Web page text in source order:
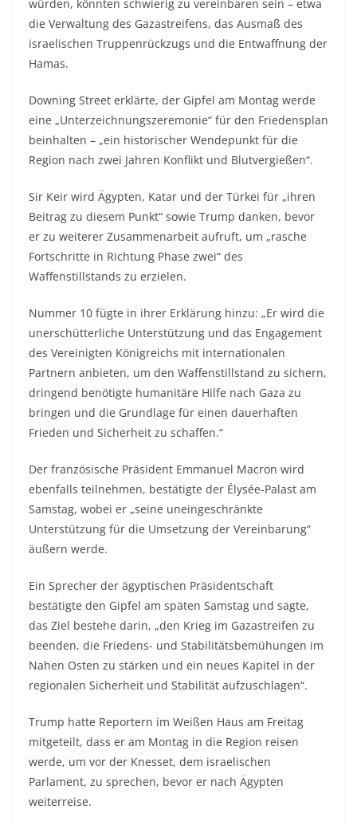
würden, könnten schwierig zu vereinbaren sein – etwa
die Verwaltung des Gazastreifens, das Ausmaß des
israelischen Truppenrückzugs und die Entwaffnung der
Hamas.
Downing Street erklärte, der Gipfel am Montag werde
eine „Unterzeichnungszeremonie“ für den Friedensplan
beinhalten – „ein historischer Wendepunkt für die
Region nach zwei Jahren Konflikt und Blutvergießen“.
Sir Keir wird Ägypten, Katar und der Türkei für „ihren
Beitrag zu diesem Punkt“ sowie Trump danken, bevor
er zu weiterer Zusammenarbeit aufruft, um „rasche
Fortschritte in Richtung Phase zwei“ des
Waffenstillstands zu erzielen.
Nummer 10 fügte in ihrer Erklärung hinzu: „Er wird die
unerschütterliche Unterstützung und das Engagement
des Vereinigten Königreichs mit internationalen
Partnern anbieten, um den Waffenstillstand zu sichern,
dringend benötigte humanitäre Hilfe nach Gaza zu
bringen und die Grundlage für einen dauerhaften
Frieden und Sicherheit zu schaffen.“
Der französische Präsident Emmanuel Macron wird
ebenfalls teilnehmen, bestätigte der Élysée-Palast am
Samstag, wobei er „seine uneingeschränkte
Unterstützung für die Umsetzung der Vereinbarung“
äußern werde.
Ein Sprecher der ägyptischen Präsidentschaft
bestätigte den Gipfel am späten Samstag und sagte,
das Ziel bestehe darin, „den Krieg im Gazastreifen zu
beenden, die Friedens- und Stabilitätsbemühungen im
Nahen Osten zu stärken und ein neues Kapitel in der
regionalen Sicherheit und Stabilität aufzuschlagen“.
Trump hatte Reportern im Weißen Haus am Freitag
mitgeteilt, dass er am Montag in die Region reisen
werde, um vor der Knesset, dem israelischen
Parlament, zu sprechen, bevor er nach Ägypten
weiterreise.